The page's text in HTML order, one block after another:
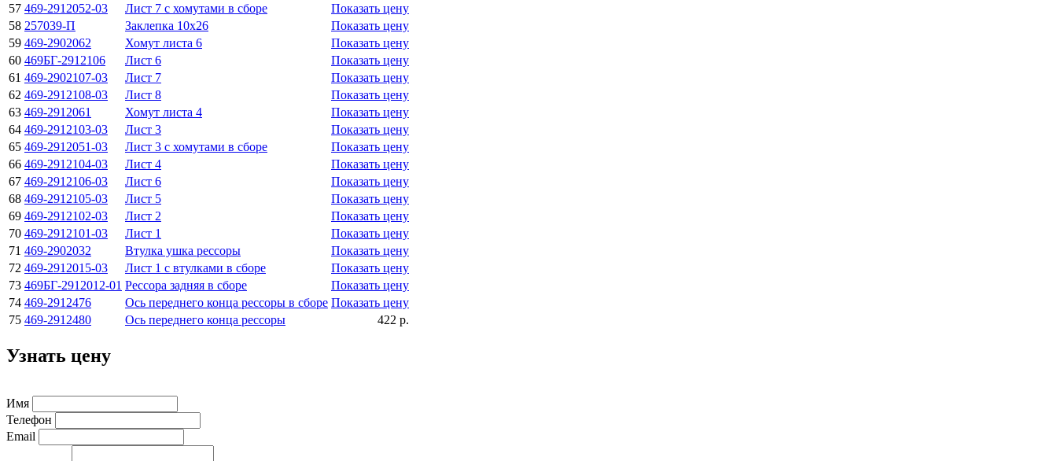
57 469-2912052-03 Лист 7 с хомутами в сборе
Показать цену
58 257039-П Заклепка 10х26
Показать цену
59 469-2902062 Хомут листа 6
Показать цену
60 469БГ-2912106 Лист 6
Показать цену
61 469-2902107-03 Лист 7
Показать цену
62 469-2912108-03 Лист 8
Показать цену
63 469-2912061 Хомут листа 4
Показать цену
64 469-2912103-03 Лист 3
Показать цену
65 469-2912051-03 Лист 3 с хомутами в сборе
Показать цену
66 469-2912104-03 Лист 4
Показать цену
67 469-2912106-03 Лист 6
Показать цену
68 469-2912105-03 Лист 5
Показать цену
69 469-2912102-03 Лист 2
Показать цену
70 469-2912101-03 Лист 1
Показать цену
71 469-2902032 Втулка ушка рессоры
Показать цену
72 469-2912015-03 Лист 1 с втулками в сборе
Показать цену
73 469БГ-2912012-01 Рессора задняя в сборе
Показать цену
74 469-2912476 Ось переднего конца рессоры в сборе Показать цену
75 469-2912480 Ось переднего конца рессоры 422 р.
Узнать цену
Имя
Телефон
Email